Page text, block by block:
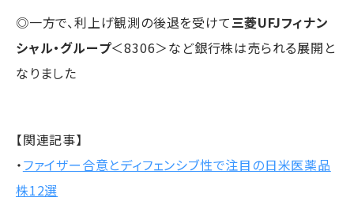
◎一方で、利上げ観測の後退を受けて三菱UFJフィナン
シャル・グループ＜8306＞など銀行株は売られる展開と
なりました
【関連記事】
・ファイザー合意とディフェンシブ性で注目の日米医薬品
株12選